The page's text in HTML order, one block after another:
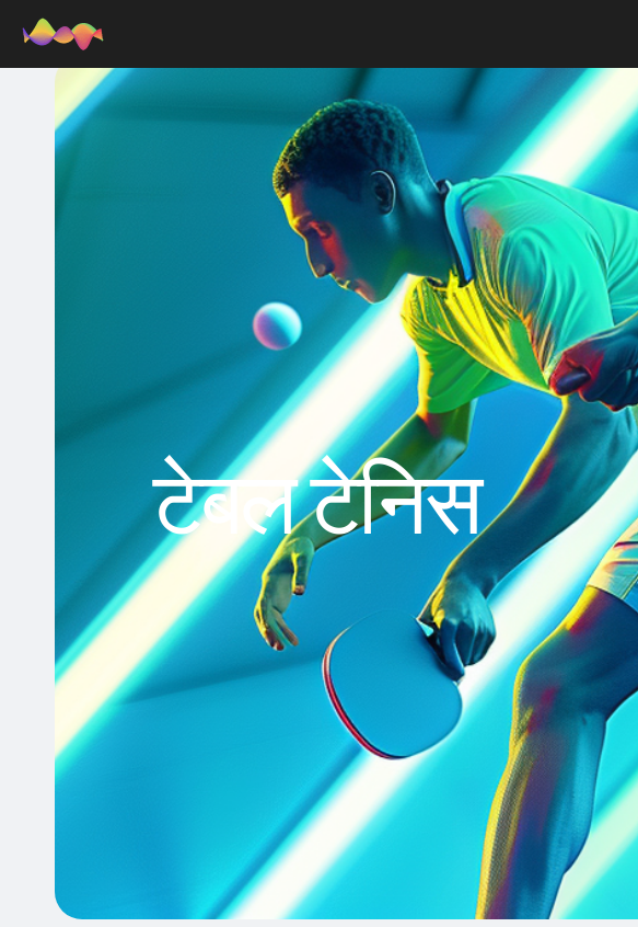
टेबल टेनिस